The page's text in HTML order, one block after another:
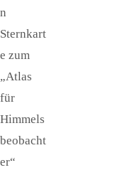
n
Sternkart
e zum
„Atlas
für
Himmels
beobacht
er“